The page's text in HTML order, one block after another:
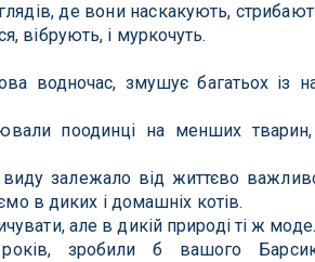
де вони наскакують,
вібрують, і муркочуть.
водночас, змушує багатьох із
поодинці на менших тварин,
залежало від життєво
в диких і домашніх котів.
але в дикій природі ті ж
зробили б вашого